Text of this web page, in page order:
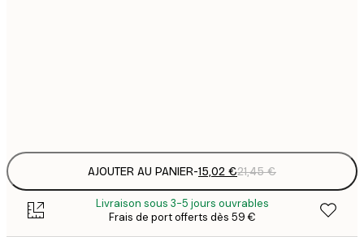
AJOUTER AU PANIER-15,02 €21,45 €
Livraison sous 3-5 jours ouvrables
Frais de port offerts dès 59 €